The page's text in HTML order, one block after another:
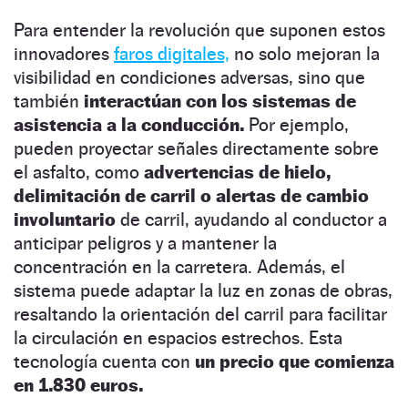
Para entender la revolución que suponen estos
innovadores faros digitales, no solo mejoran la
visibilidad en condiciones adversas, sino que
también interactúan con los sistemas de
asistencia a la conducción. Por ejemplo,
pueden proyectar señales directamente sobre
el asfalto, como advertencias de hielo,
delimitación de carril o alertas de cambio
involuntario de carril, ayudando al conductor a
anticipar peligros y a mantener la
concentración en la carretera. Además, el
sistema puede adaptar la luz en zonas de obras,
resaltando la orientación del carril para facilitar
la circulación en espacios estrechos. Esta
tecnología cuenta con un precio que comienza
en 1.830 euros.